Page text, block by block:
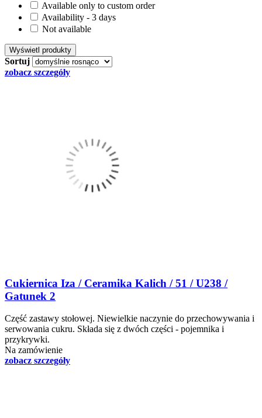
Available only to custom order
Availability - 3 days
Not available
Sortuj
zobacz szczegóły
Cukiernica Iza / Ceramika Kalich / 51 / U238 /
Gatunek 2
Część zastawy stołowej. Niewielkie naczynie do przechowywania i
serwowania cukru. Składa się z dwóch części - pojemnika i
przykrywki.
Na zamówienie
zobacz szczegóły